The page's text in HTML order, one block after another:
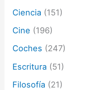
n
c
o
Ciencia (151)
Cine (196)
Coches (247)
Escritura (51)
Filosofía (21)